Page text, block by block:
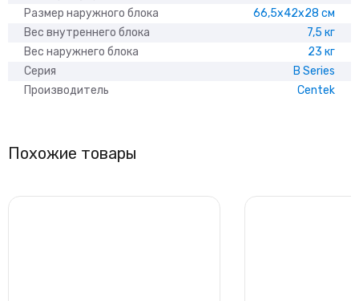
Размер наружного блока
66,5x42x28 см
Вес внутреннего блока
7,5 кг
Вес наружнего блока
23 кг
Серия
B Series
Производитель
Centek
Похожие товары